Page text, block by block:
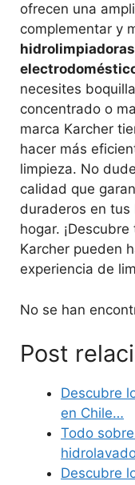
ofrecen una
complementar y
necesites
concentrado o
marca Karcher
hacer más
limpieza. No
calidad que
duraderos en
hogar.
Karcher pueden
experiencia de
No se han
Post
Descubre
en Chile…
Todo
Descubre